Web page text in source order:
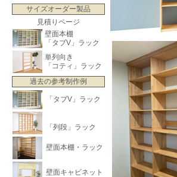
サイズオーダー製品
見積りページ
壁面本棚
「タブV」ラック
単列向き
「コティ」ラック
過去の参考制作例
「タブV」ラック
「列段」ラック
壁面本棚・ラック
壁面キャビネット